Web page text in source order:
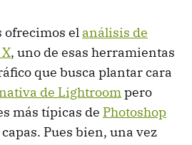
ofrecimos el análisis de
, uno de esas herramientas
que busca plantar cara
de Lightroompero
más típicas de Photoshop
Pues bien, una vez